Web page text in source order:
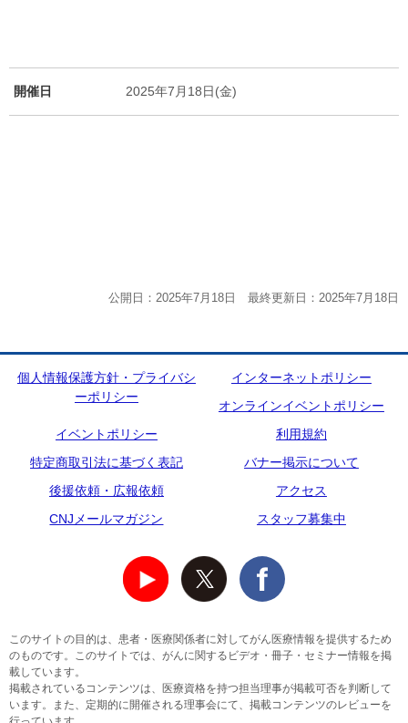
開催日 2025年7月18日(金)
公開日：2025年7月18日 最終更新日：2025年7月18日
個人情報保護方針・プライバシ
ーポリシー
インターネットポリシー
オンラインイベントポリシー
イベントポリシー
利用規約
特定商取引法に基づく表記
バナー掲示について
後援依頼・広報依頼
アクセス
CNJメールマガジン
スタッフ募集中
このサイトの目的は、患者・医療関係者に対してがん医療情報を提供するため
のものです。このサイトでは、がんに関するビデオ・冊子・セミナー情報を掲
載しています。
掲載されているコンテンツは、医療資格を持つ担当理事が掲載可否を判断して
います。また、定期的に開催される理事会にて、掲載コンテンツのレビューを